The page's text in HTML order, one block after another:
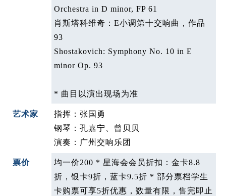
Orchestra in D minor, FP 61
肖斯塔科维奇：E小调第十交响曲，作品
93
Shostakovich: Symphony No. 10 in E
minor Op. 93
* 曲目以演出现场为准
艺术家 指挥： 张国勇
钢琴： 孔嘉宁、曾贝贝
演奏： 广州交响乐团
票价
均一价200 * 星海会会员折扣：金卡8.8
折，银卡9折，蓝卡9.5折 * 部分票档学生
卡购票可享5折优惠，数量有限，售完即止